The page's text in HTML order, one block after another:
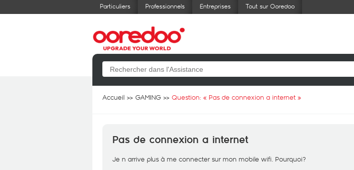
Particuliers Professionnels Entreprises Tout sur Ooredoo
Accueil GAMING Question: « Pas de connexion a internet »
Pas de connexion a internet
Je n arrive plus à me connecter sur mon mobile wifi. Pourquoi?